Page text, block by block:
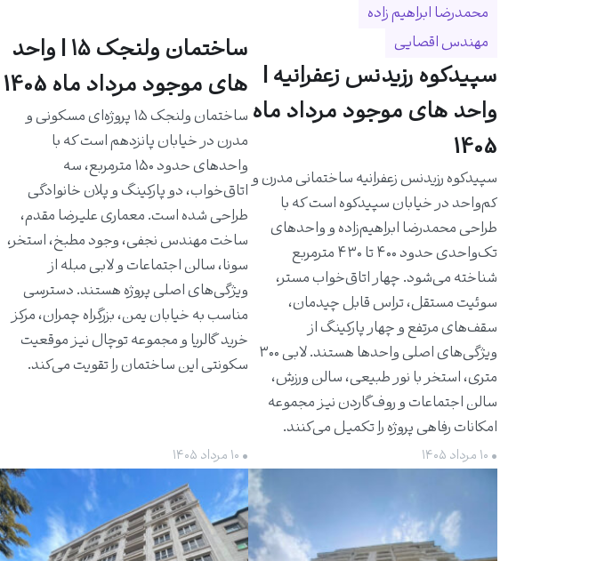
محمدرضا ابراهیم زاده
مهندس اقصایی
سپیدکوه رزیدنس زعفرانیه |
واحد های موجود مرداد ماه
1405
سپیدکوه رزیدنس زعفرانیه ساختمانی مدرن و
کم‌واحد در خیابان سپیدکوه است که با
طراحی محمدرضا ابراهیم‌زاده و واحدهای
تک‌واحدی حدود ۴۰۰ تا ۴۳۰ مترمربع
شناخته می‌شود. چهار اتاق‌خواب مستر،
سوئیت مستقل، تراس قابل چیدمان،
سقف‌های مرتفع و چهار پارکینگ از
ویژگی‌های اصلی واحدها هستند. لابی ۳۰۰
متری، استخر با نور طبیعی، سالن ورزش،
سالن اجتماعات و روف‌گاردن نیز مجموعه
امکانات رفاهی پروژه را تکمیل می‌کنند.
• ۱۰ مرداد ۱۴۰۵
ساختمان ولنجک ۱۵ | واحد
های موجود مرداد ماه 1405
ساختمان ولنجک ۱۵ پروژه‌ای مسکونی و
مدرن در خیابان پانزدهم است که با
واحدهای حدود ۱۵۰ مترمربع، سه
اتاق‌خواب، دو پارکینگ و پلان خانوادگی
طراحی شده است. معماری علیرضا مقدم،
ساخت مهندس نجفی، وجود مطبخ، استخر،
سونا، سالن اجتماعات و لابی مبله از
ویژگی‌های اصلی پروژه هستند. دسترسی
مناسب به خیابان یمن، بزرگراه چمران، مرکز
خرید گالریا و مجموعه توچال نیز موقعیت
سکونتی این ساختمان را تقویت می‌کند.
• ۱۰ مرداد ۱۴۰۵